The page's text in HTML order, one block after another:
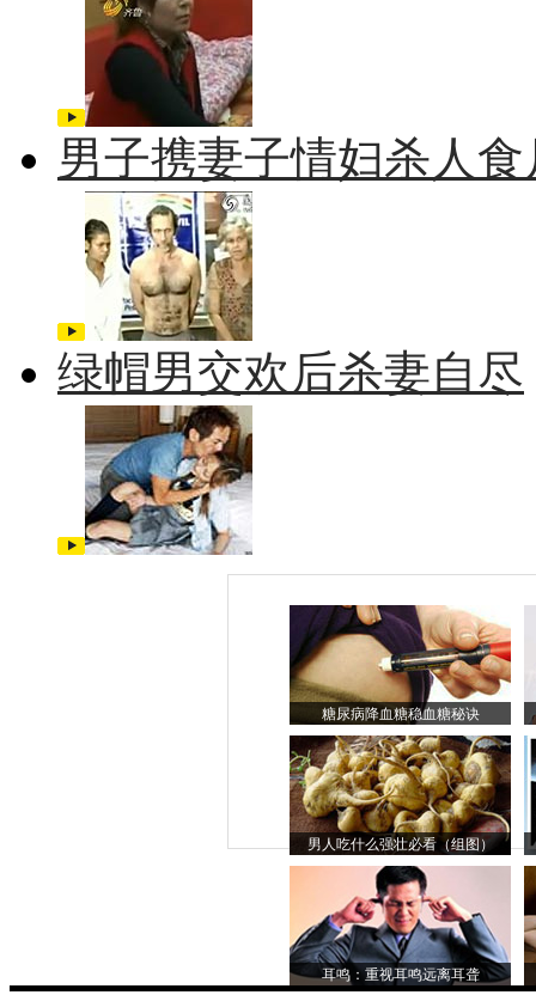
男子携妻子情妇杀人食
绿帽男交欢后杀妻自尽
糖尿病降血糖稳血糖秘诀
男人吃什么强壮必看（组图）
耳鸣：重视耳鸣远离耳聋